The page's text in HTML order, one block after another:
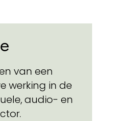
van een
werking in de
audio- en